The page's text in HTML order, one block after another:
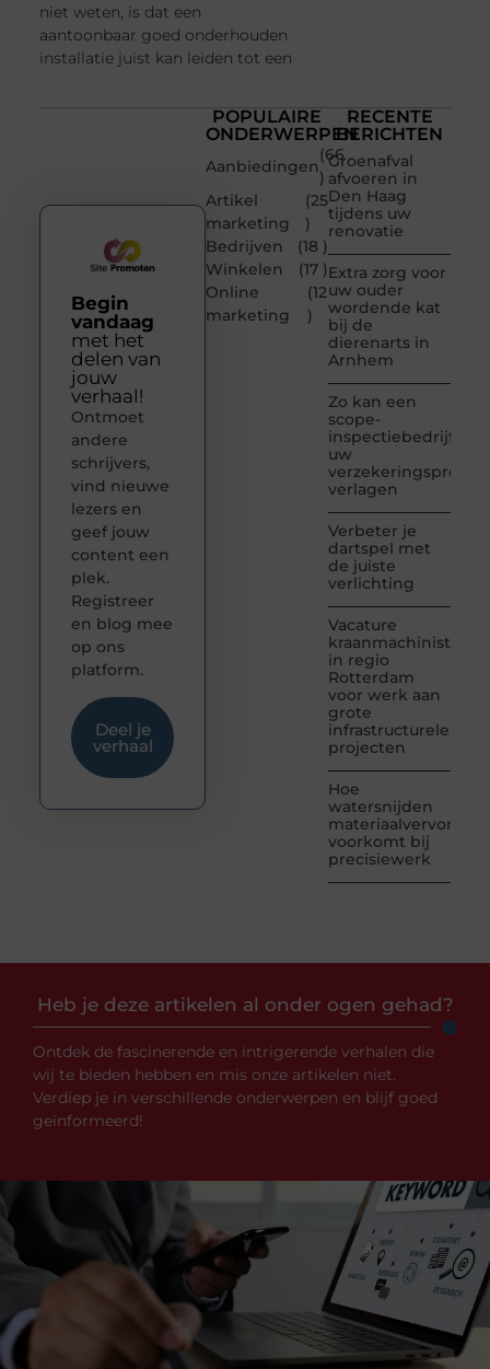
niet weten, is dat een
aantoonbaar goed onderhouden
installatie juist kan leiden tot een
POPULAIRE
ONDERWERPEN
Aanbiedingen
(66
)
Artikel
marketing
(25
)
Bedrijven
(18 )
Winkelen
(17 )
Online
marketing
(12
)
RECENTE
BERICHTEN
Groenafval
afvoeren in
Den Haag
tijdens uw
renovatie
Extra zorg voor
uw ouder
wordende kat
bij de
dierenarts in
Arnhem
Zo kan een
scope-
inspectiebedrijf
uw
verzekeringspremie
verlagen
Verbeter je
dartspel met
de juiste
verlichting
Vacature
kraanmachinist
in regio
Rotterdam
voor werk aan
grote
infrastructurele
projecten
Hoe
watersnijden
voorkomt bij
precisiewerk
Begin
vandaag
met het
delen van
jouw
verhaal!
Ontmoet
andere
schrijvers,
vind nieuwe
lezers en
geef jouw
content een
plek.
Registreer
en blog mee
op ons
platform.
Deel je
verhaal
Heb je deze artikelen al onder ogen gehad?
Ontdek de fascinerende en intrigerende verhalen die
wij te bieden hebben en mis onze artikelen niet.
Verdiep je in verschillende onderwerpen en blijf goed
geïnformeerd!